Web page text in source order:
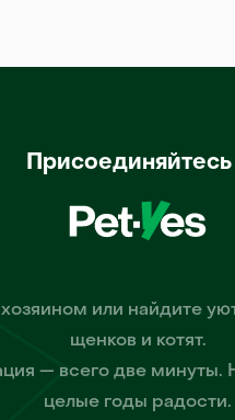
Присоединяйтесь
хозяином или найдите
щенков и котят.
— всего две минуты.
целые годы радости.